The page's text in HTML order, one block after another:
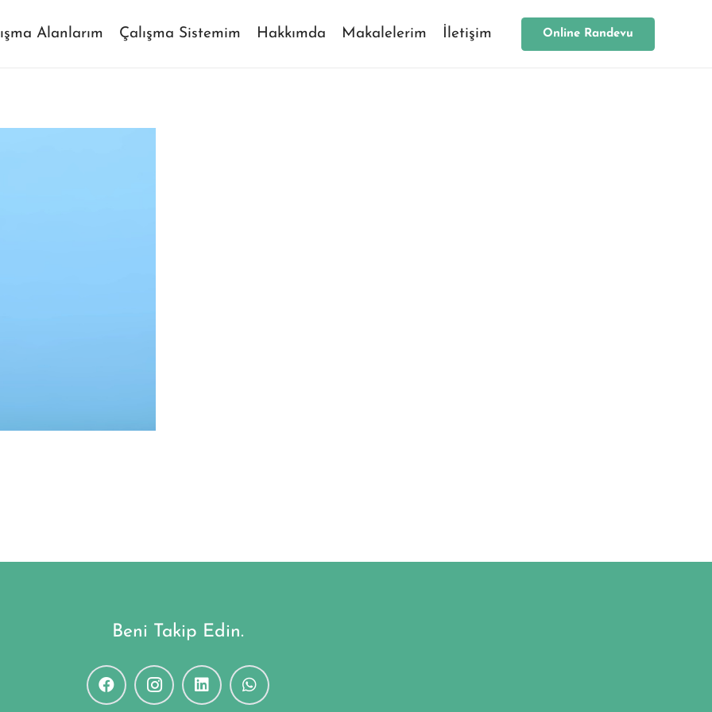
Alanlarım Çalışma Sistemim Hakkımda Makalelerim İletişim Online Randevu
Beni Takip Edin.